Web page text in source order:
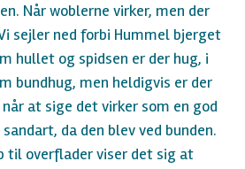
Når woblerne virker, men der
sejler ned forbi Hummel bjerget
hullet og spidsen er der hug, i
bundhug, men heldigvis er der
når at sige det virker som en god
da den blev ved bunden.
til overflader viser det sig at